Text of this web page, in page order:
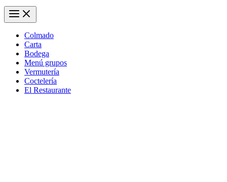
Main
Menu
Colmado
Carta
Bodega
Menú grupos
Vermutería
Coctelería
El Restaurante